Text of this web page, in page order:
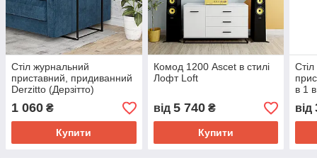
Стіл журнальний
приставний, придиванний
Derzitto (Дерзітто)
1 060 ₴
Купити
Комод 1200 Ascet в стилі
Лофт Loft
від 5 740₴
Купити
в 1
від